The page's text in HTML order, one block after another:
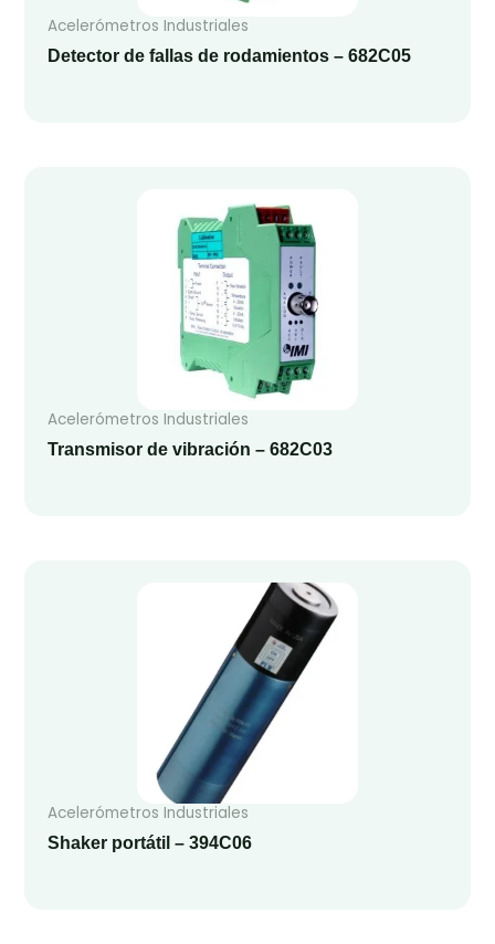
Acelerómetros Industriales
Detector de fallas de rodamientos – 682C05
Acelerómetros Industriales
Transmisor de vibración – 682C03
Acelerómetros Industriales
Shaker portátil – 394C06